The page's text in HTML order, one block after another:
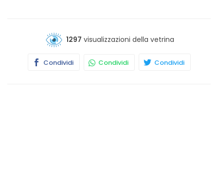
1297 visualizzazioni della vetrina
Condividi Condividi Condividi